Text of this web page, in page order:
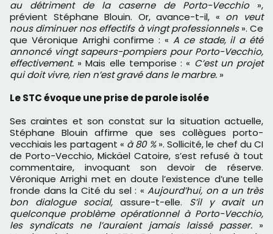
au détriment de la caserne de Porto-Vecchio»,
prévient Stéphane Blouin. Or, avance-t-il, « on veut
nous diminuer nos effectifs à vingt professionnels». Ce
que Véronique Arrighi confirme : « A ce stade, il a été
annoncé vingt sapeurs-pompiers pour Porto-Vecchio,
effectivement. » Mais elle temporise : « C’est un projet
qui doit vivre, rien n’est gravé dans le marbre. »
Le STC évoque une prise de parole isolée
Ses craintes et son constat sur la situation actuelle,
Stéphane Blouin affirme que ses collègues porto-
vecchiais les partagent « à 80 %». Sollicité, le chef du CI
de Porto-Vecchio, Mickäel Catoire, s’est refusé à tout
commentaire, invoquant son devoir de réserve.
Véronique Arrighi met en doute l’existence d’une telle
fronde dans la Cité du sel : « Aujourd’hui, on a un très
bon dialogue social, assure-t-elle. S’il y avait un
quelconque problème opérationnel à Porto-Vecchio,
les syndicats ne l’auraient jamais laissé passer. »